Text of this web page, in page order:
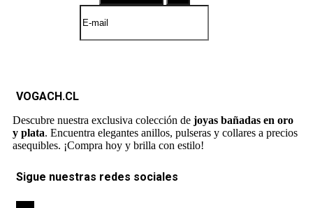
VOGACH.CL
Descubre nuestra exclusiva colección de joyas bañadas en oro
y plata. Encuentra elegantes anillos, pulseras y collares a precios
asequibles. ¡Compra hoy y brilla con estilo!
Sigue nuestras redes sociales